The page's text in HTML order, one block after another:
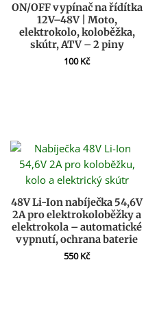
ON/OFF vypínač na řídítka
12V–48V | Moto,
elektrokolo, koloběžka,
skútr, ATV – 2 piny
100Kč
48V Li-Ion nabíječka 54,6V
2A pro elektrokoloběžky a
elektrokola – automatické
vypnutí, ochrana baterie
550Kč